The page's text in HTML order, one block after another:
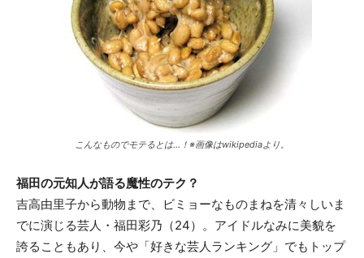
こんなものでモテるとは…！※画像はwikipediaより。
福田の元知人が語る魔性のテク？
吉高由里子から動物まで、ビミョーなものまねを清々しいま
でに演じる芸人・福田彩乃（24）。アイドルなみに美貌を
誇ることもあり、今や「好きな芸人ランキング」でもトップ